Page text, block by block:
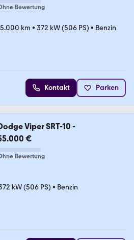
Bewertung
km • 372 kW (506 PS) • Benzin
Kontakt Parken
Viper SRT-10 -
€
Bewertung
kW (506 PS) • Benzin